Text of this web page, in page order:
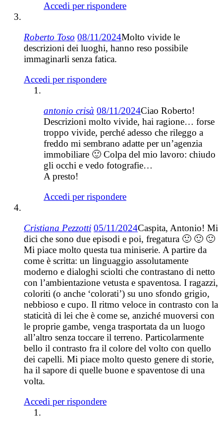
Accedi per rispondere
Roberto Toso 08/11/2024Molto vivide le
descrizioni dei luoghi, hanno reso possibile
immaginarli senza fatica.
Accedi per rispondere
antonio crisà 08/11/2024Ciao Roberto!
Descrizioni molto vivide, hai ragione… forse
troppo vivide, perché adesso che rileggo a
freddo mi sembrano adatte per un’agenzia
immobiliare 🙂 Colpa del mio lavoro: chiudo
gli occhi e vedo fotografie…
A presto!
Accedi per rispondere
Cristiana Pezzotti 05/11/2024Caspita, Antonio! Mi
dici che sono due episodi e poi, fregatura 🙂 🙂 🙂
Mi piace molto questa tua miniserie. A partire da
come è scritta: un linguaggio assolutamente
moderno e dialoghi sciolti che contrastano di netto
con l’ambientazione vetusta e spaventosa. I ragazzi,
coloriti (o anche ‘colorati’) su uno sfondo grigio,
nebbioso e cupo. Il ritmo veloce in contrasto con la
staticità di lei che è come se, anziché muoversi con
le proprie gambe, venga trasportata da un luogo
all’altro senza toccare il terreno. Particolarmente
bello il contrasto fra il colore del volto con quello
dei capelli. Mi piace molto questo genere di storie,
ha il sapore di quelle buone e spaventose di una
volta.
Accedi per rispondere